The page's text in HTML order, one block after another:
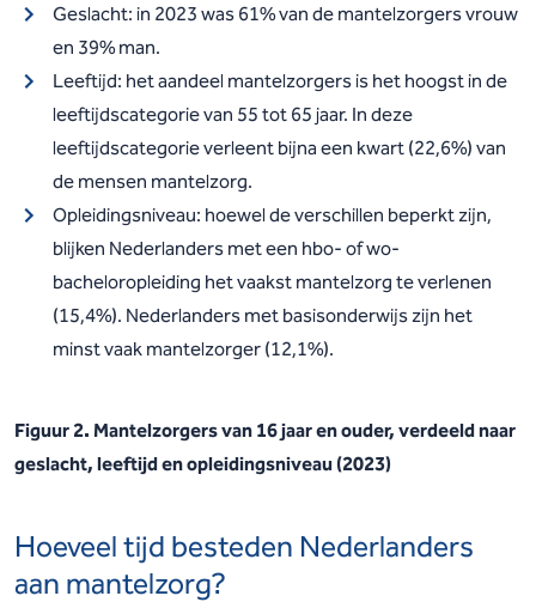
Geslacht: in 2023 was 61% van de mantelzorgers vrouw
en 39% man.
Leeftijd: het aandeel mantelzorgers is het hoogst in de
leeftijdscategorie van 55 tot 65 jaar. In deze
leeftijdscategorie verleent bijna een kwart (22,6%) van
de mensen mantelzorg.
Opleidingsniveau: hoewel de verschillen beperkt zijn,
blijken Nederlanders met een hbo- of wo-
bacheloropleiding het vaakst mantelzorg te verlenen
(15,4%). Nederlanders met basisonderwijs zijn het
minst vaak mantelzorger (12,1%).
Figuur 2. Mantelzorgers van 16 jaar en ouder, verdeeld naar
geslacht, leeftijd en opleidingsniveau (2023)
Hoeveel tijd besteden Nederlanders
aan mantelzorg?